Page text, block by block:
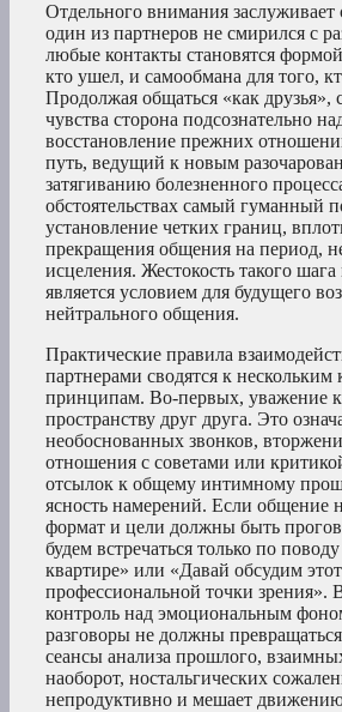
Отдельного внимания заслуживает
один из партнеров не смирился с
любые контакты становятся
кто ушел, и самообмана для того,
Продолжая общаться «как друзья»,
чувства сторона подсознательно
восстановление прежних
путь, ведущий к новым
затягиванию болезненного
обстоятельствах самый гуманный
установление четких границ,
прекращения общения на период,
исцеления. Жестокость такого
является условием для будущего
нейтрального общения.
Практические правила
партнерами сводятся к
принципам. Во-первых, уважение
пространству друг друга. Это
необоснованных звонков,
отношения с советами или
отсылок к общему интимному
ясность намерений. Если общение
формат и цели должны быть
будем встречаться только по
квартире» или «Давай обсудим
профессиональной точки зрения».
контроль над эмоциональным
разговоры не должны
сеансы анализа прошлого,
наоборот, ностальгических
непродуктивно и мешает